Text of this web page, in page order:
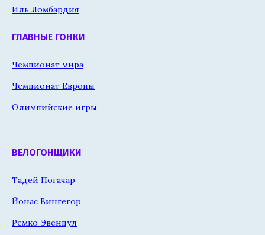
Иль Ломбардия
ГЛАВНЫЕ ГОНКИ
Чемпионат мира
Чемпионат Европы
Олимпийские игры
ВЕЛОГОНЩИКИ
Тадей Погачар
Йонас Вингегор
Ремко Эвенпул